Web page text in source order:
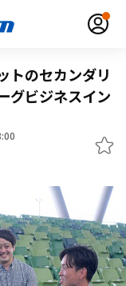
トのセカンダリ
グビジネスイン